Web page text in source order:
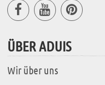
ÜBER ADUIS
Wir über uns